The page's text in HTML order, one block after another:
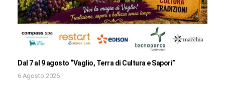
Dal 7 al 9 agosto “Vaglio, Terra di Cultura e Sapori”
6 Agosto 2026